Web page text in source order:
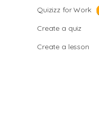
Quizizz for Work
Create a quiz
Create a lesson